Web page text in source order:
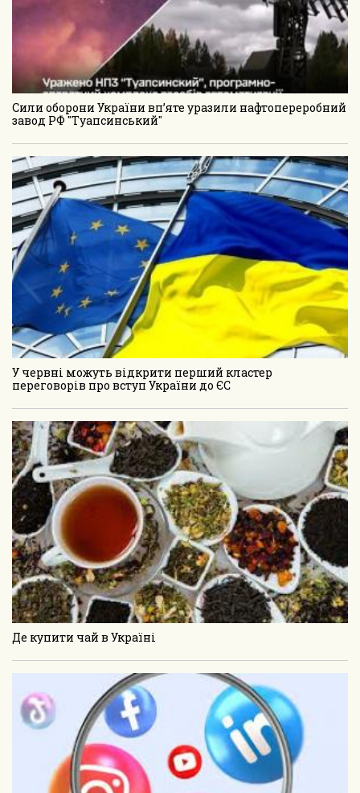
Сили оборони України вп’яте уразили нафтопереробний
завод РФ "Туапсинський"
У червні можуть відкрити перший кластер
переговорів про вступ України до ЄС
Де купити чай в Україні